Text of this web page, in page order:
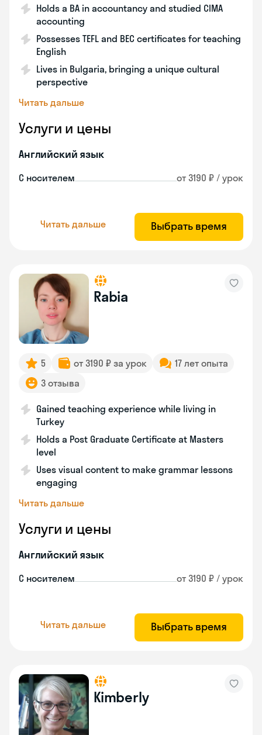
Holds a BA in accountancy and studied CIMA
accounting
Possesses TEFL and BEC certificates for teaching
English
Lives in Bulgaria, bringing a unique cultural
perspective
Читать дальше
Услуги и цены
Английский язык
С носителем от 3190 ₽ / урок
Читать дальше Выбрать время
Rabia
5 от 3190 ₽ за урок
17 лет опыта
3 отзыва
Gained teaching experience while living in
Turkey
Holds a Post Graduate Certificate at Masters
level
Uses visual content to make grammar lessons
engaging
Читать дальше
Услуги и цены
Английский язык
С носителем от 3190 ₽ / урок
Читать дальше Выбрать время
Kimberly